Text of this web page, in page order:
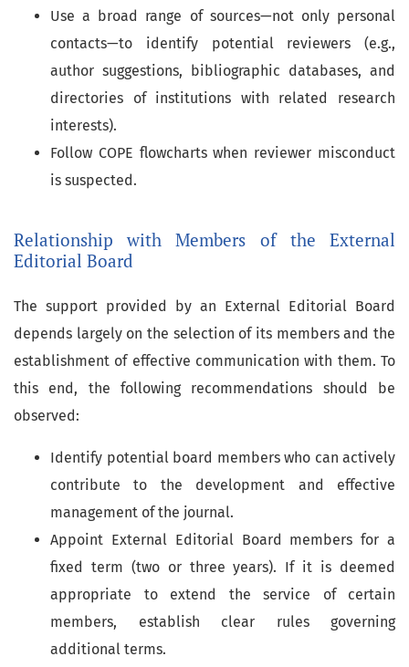
Use a broad range of sources—not only personal
contacts—to identify potential reviewers (e.g.,
author suggestions, bibliographic databases, and
directories of institutions with related research
interests).
Follow COPE flowcharts when reviewer misconduct
is suspected.
Relationship with Members of the External
Editorial Board
The support provided by an External Editorial Board
depends largely on the selection of its members and the
establishment of effective communication with them. To
this end, the following recommendations should be
observed:
Identify potential board members who can actively
contribute to the development and effective
management of the journal.
Appoint External Editorial Board members for a
fixed term (two or three years). If it is deemed
appropriate to extend the service of certain
members, establish clear rules governing
additional terms.